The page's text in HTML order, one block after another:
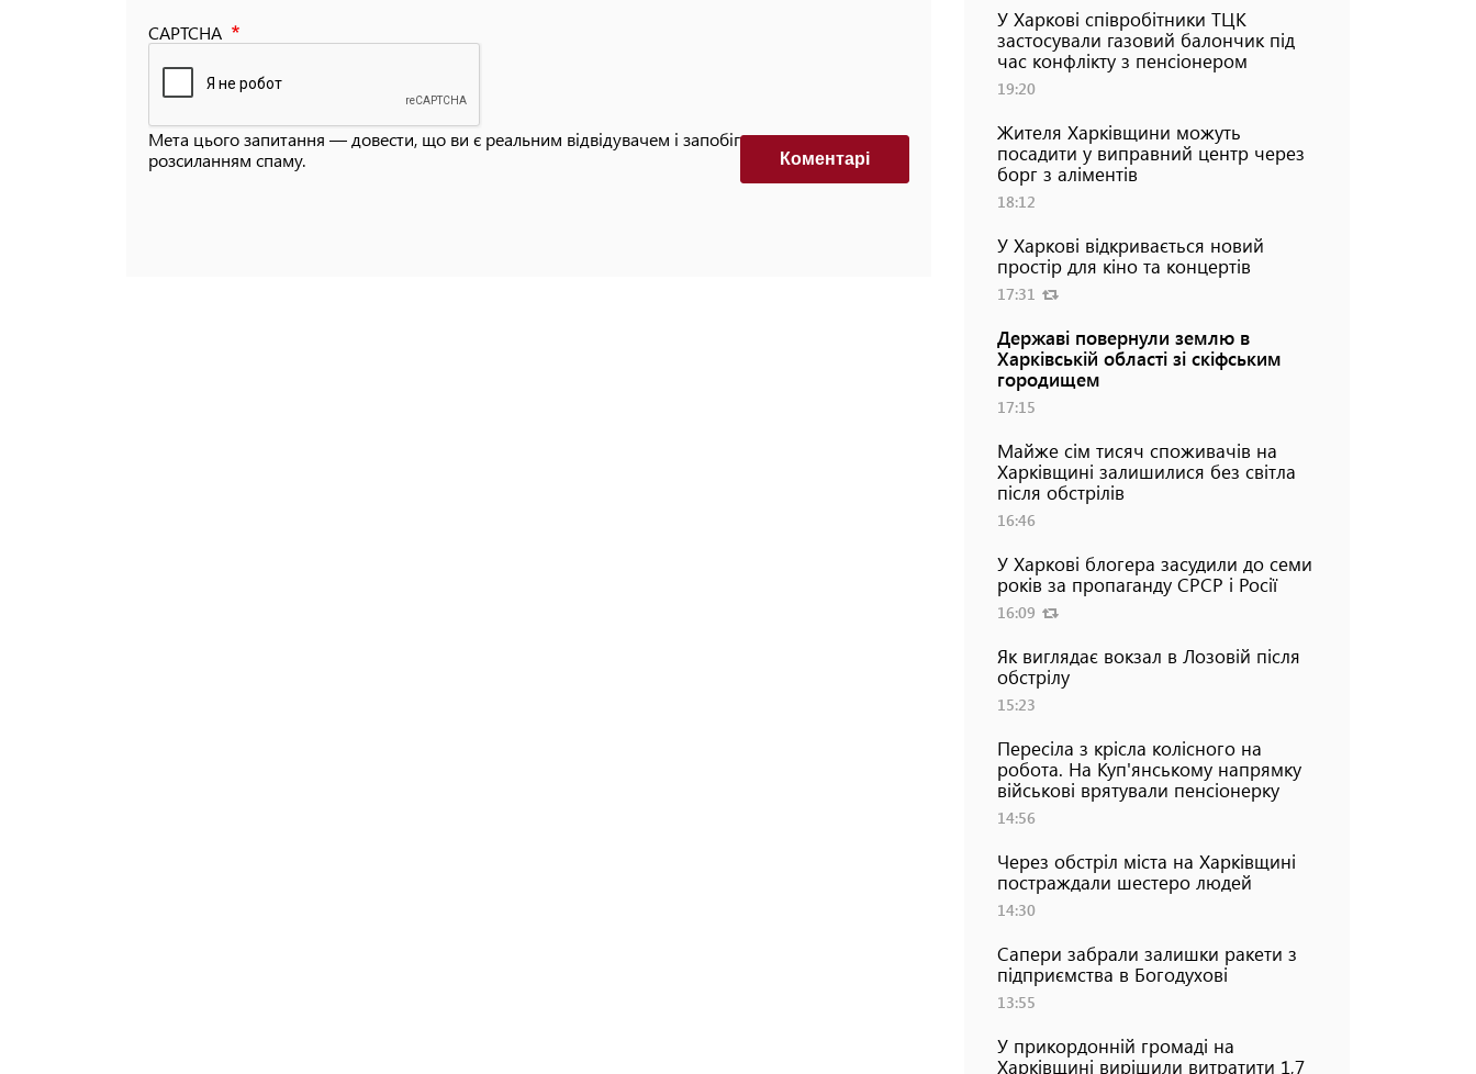
CAPTCHA
Мета цього запитання — довести, що ви є реальним відвідувачем і запобігти автоматизованим
розсиланням спаму.
Коментарi
У Харкові співробітники ТЦК
застосували газовий балончик під
час конфлікту з пенсіонером
19:20
Жителя Харківщини можуть
посадити у виправний центр через
борг з аліментів
18:12
У Харкові відкривається новий
простір для кіно та концертів
17:31
Державі повернули землю в
Харківській області зі скіфським
городищем
17:15
Майже сім тисяч споживачів на
Харківщині залишилися без світла
після обстрілів
16:46
У Харкові блогера засудили до семи
років за пропаганду СРСР і Росії
16:09
Як виглядає вокзал в Лозовій після
обстрілу
15:23
Пересіла з крісла колісного на
робота. На Куп'янському напрямку
військові врятували пенсіонерку
14:56
Через обстріл міста на Харківщині
постраждали шестеро людей
14:30
Сапери забрали залишки ракети з
підприємства в Богодухові
13:55
У прикордонній громаді на
Харківщині вирішили витратити 1,7